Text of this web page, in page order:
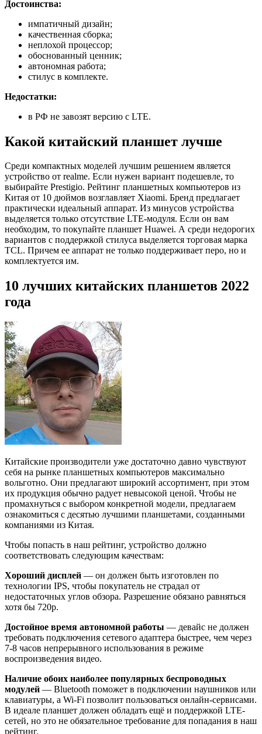
Достоинства:
импатичный дизайн;
качественная сборка;
неплохой процессор;
обоснованный ценник;
автономная работа;
стилус в комплекте.
Недостатки:
в РФ не завозят версию с LTE.
Какой китайский планшет лучше
Среди компактных моделей лучшим решением является
устройство от realme. Если нужен вариант подешевле, то
выбирайте Prestigio. Рейтинг планшетных компьютеров из
Китая от 10 дюймов возглавляет Xiaomi. Бренд предлагает
практически идеальный аппарат. Из минусов устройства
выделяется только отсутствие LTE-модуля. Если он вам
необходим, то покупайте планшет Huawei. А среди недорогих
вариантов с поддержкой стилуса выделяется торговая марка
TCL. Причем ее аппарат не только поддерживает перо, но и
комплектуется им.
10 лучших китайских планшетов 2022
года
Китайские производители уже достаточно давно чувствуют
себя на рынке планшетных компьютеров максимально
вольготно. Они предлагают широкий ассортимент, при этом
их продукция обычно радует невысокой ценой. Чтобы не
промахнуться с выбором конкретной модели, предлагаем
ознакомиться с десятью лучшими планшетами, созданными
компаниями из Китая.
Чтобы попасть в наш рейтинг, устройство должно
соответствовать следующим качествам:
Хороший дисплей — он должен быть изготовлен по
технологии IPS, чтобы покупатель не страдал от
недостаточных углов обзора. Разрешение обязано равняться
хотя бы 720p.
Достойное время автономной работы — девайс не должен
требовать подключения сетевого адаптера быстрее, чем через
7-8 часов непрерывного использования в режиме
воспроизведения видео.
Наличие обоих наиболее популярных беспроводных
модулей — Bluetooth поможет в подключении наушников или
клавиатуры, а Wi-Fi позволит пользоваться онлайн-сервисами.
В идеале планшет должен обладать ещё и поддержкой LTE-
сетей, но это не обязательное требование для попадания в наш
рейтинг.